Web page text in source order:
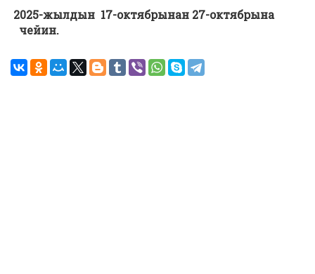
2025-жылдын 17-октябрынан 27-октябрына
чейин.